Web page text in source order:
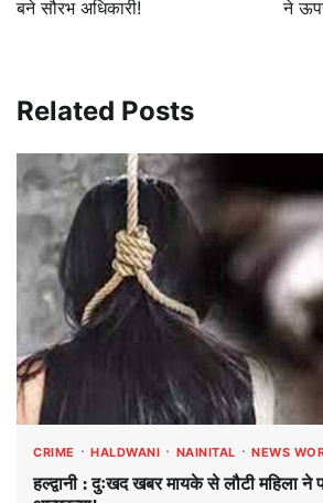
बने सौरभ अधिकारी!
ने
Related Posts
CRIME HALDWANI NAINITAL NEWS
हल्द्वानी : दुःखद खबर मायके से लौटी महिला